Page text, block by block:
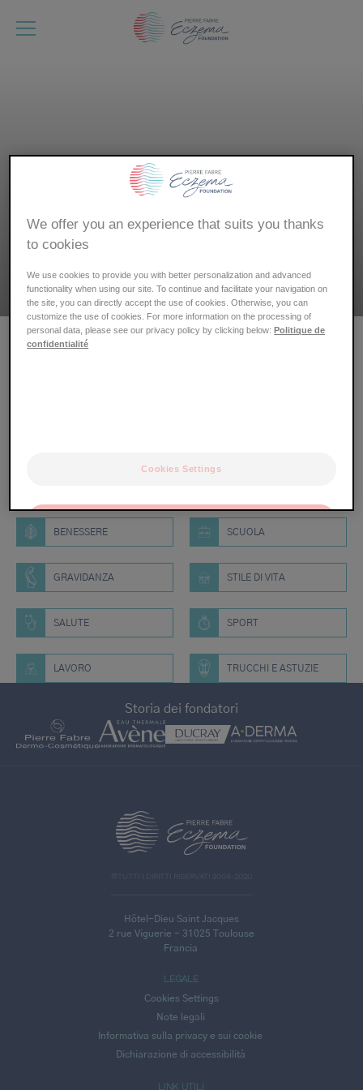
Briciole
Home Consigli pratici
Scopri i consigli pratici
BENESSERE SCUOLA
GRAVIDANZA STILE DI VITA
SALUTE SPORT
LAVORO TRUCCHI E ASTUZIE
Storia dei fondatori
©TUTTI I DIRITTI RISERVATI 2004-2020
Hôtel-Dieu Saint Jacques
2 rue Viguerie - 31025 Toulouse
Francia
LINK UTILI
LEGALE
Cookies Settings
Note legali
Informativa sulla privacy e sui cookie
Dichiarazione di accessibilità
We offer you an experience that suits you thanks
to cookies
We use cookies to provide you with better personalization and advanced
functionality when using our site. To continue and facilitate your navigation on
the site, you can directly accept the use of cookies. Otherwise, you can
customize the use of cookies. For more information on the processing of
personal data, please see our privacy policy by clicking below:Politique de
confidentialité
Cookies Settings